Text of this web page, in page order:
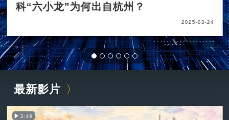
科“六小龙”为何出自杭州？
2025-03-24
最新影片
3:49